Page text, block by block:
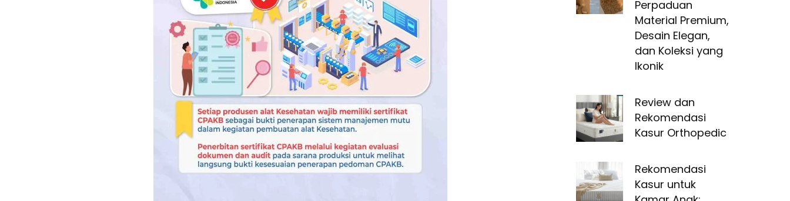
Perpaduan
Material Premium,
Desain Elegan,
dan Koleksi yang
Ikonik
Review dan
Rekomendasi
Kasur Orthopedic
Rekomendasi
Kasur untuk